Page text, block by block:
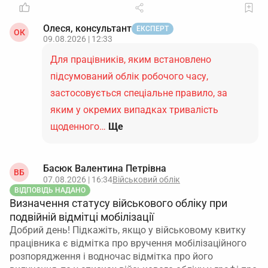
ОК Олеся, консультант ЕКСПЕРТ
09.08.2026 | 12:33
Для працівників, яким встановлено
підсумований облік робочого часу,
застосовується спеціальне правило, за
яким у окремих випадках тривалість
щоденного… Ще
ВБ Басюк Валентина Петрівна
07.08.2026 | 16:34Військовий облік
ВІДПОВІДЬ НАДАНО
Визначення статусу військового обліку при
подвійній відмітці мобілізації
Добрий день! Підкажіть, якщо у військовому квитку
працівника є відмітка про вручення мобілізаційного
розпорядження і водночас відмітка про його